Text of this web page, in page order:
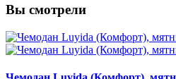
Вы смотрели